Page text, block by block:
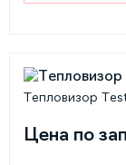
Тепловизор
Цена по